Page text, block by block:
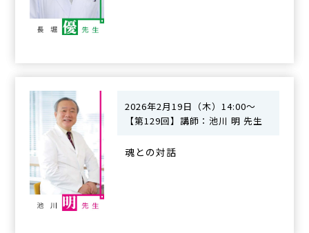
2026年2月19日（木）14:00～
【第129回】講師：池川 明 先生
魂との対話